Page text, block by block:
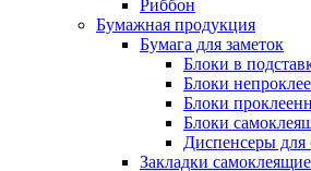
Риббон
Бумажная продукция
Бумага для заметок
Блоки в
Блоки
Блоки
Блоки
Диспенсеры для
Закладки